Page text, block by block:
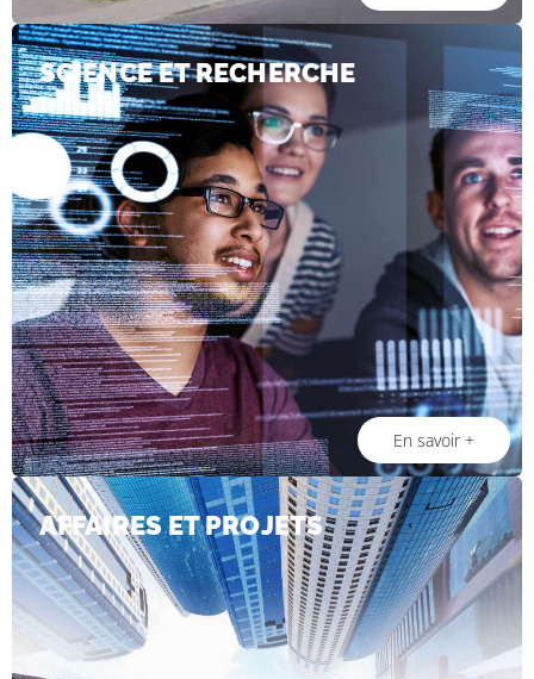
SCIENCE ET RECHERCHE
En savoir +
AFFAIRES ET PROJETS